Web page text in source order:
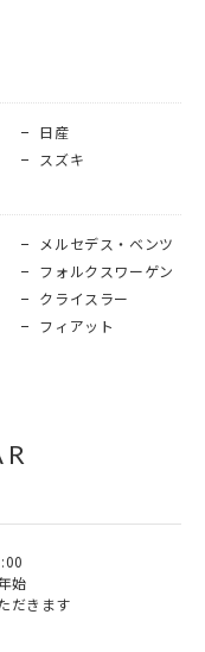
日産
スズキ
メルセデス・ベンツ
フォルクスワーゲン
クライスラー
フィアット
始
だきます